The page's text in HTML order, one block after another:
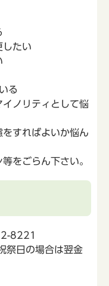
したい
る
ノリティとして悩
すればよいか悩ん
をごらん下さい。
8221
日の場合は翌金